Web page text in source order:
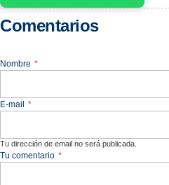
Comentarios
Nombre *
E-mail *
Tu dirección de email no será publicada.
Tu comentario *